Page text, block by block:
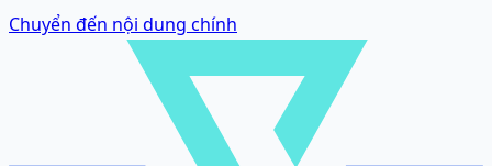
Chuyển đến nội dung chính